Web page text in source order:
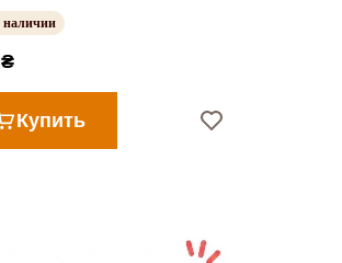
наличии
Купить